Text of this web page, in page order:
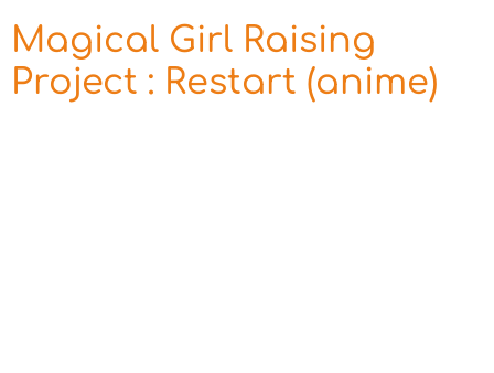
Magical Girl Raising
Project : Restart (anime)